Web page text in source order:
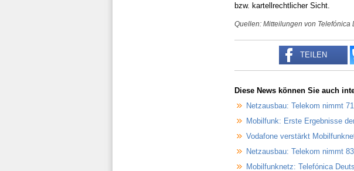
bzw. kartellrechtlicher Sicht.
Quellen: Mitteilungen von Telefónica
TEILEN
Diese News können Sie auch
Netzausbau: Telekom nimmt
Mobilfunk: Erste Ergebnisse
Vodafone verstärkt
Netzausbau: Telekom nimmt
Mobilfunknetz: Telefónica